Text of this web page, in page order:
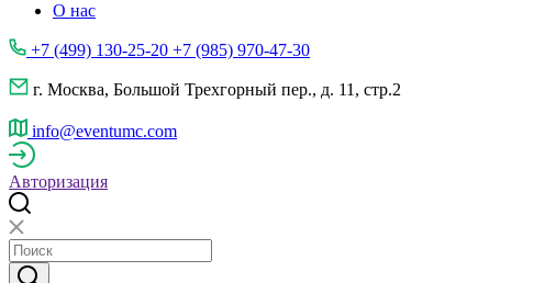
О нас
+7 (499) 130-25-20 +7 (985) 970-47-30
г. Москва, Большой Трехгорный пер., д. 11, стр.2
info@eventumc.com
Авторизация